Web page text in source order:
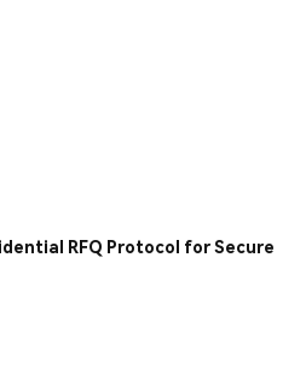
RFQ Protocol for Secure